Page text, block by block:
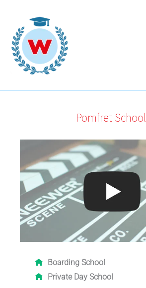
springen
Pomfret School
Boarding School
Private Day School